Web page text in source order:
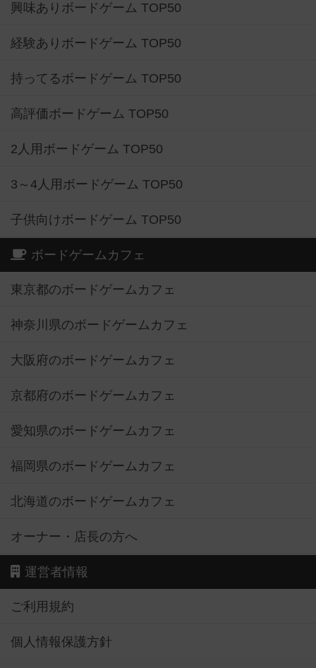
興味ありボードゲーム TOP50
経験ありボードゲーム TOP50
持ってるボードゲーム TOP50
高評価ボードゲーム TOP50
2人用ボードゲーム TOP50
3～4人用ボードゲーム TOP50
子供向けボードゲーム TOP50
ボードゲームカフェ
東京都のボードゲームカフェ
神奈川県のボードゲームカフェ
大阪府のボードゲームカフェ
京都府のボードゲームカフェ
愛知県のボードゲームカフェ
福岡県のボードゲームカフェ
北海道のボードゲームカフェ
オーナー・店長の方へ
運営者情報
ご利用規約
個人情報保護方針